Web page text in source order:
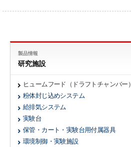
製品情報
研究施設
ヒュームフード（ドラフトチャンバー）
粉体封じ込めシステム
給排気システム
実験台
保管・カート・実験台用付属器具
環境制御・実験施設